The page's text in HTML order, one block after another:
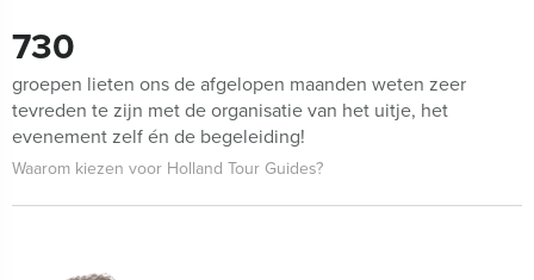
730
groepen lieten ons de afgelopen maanden weten zeer
tevreden te zijn met de organisatie van het uitje, het
evenement zelf én de begeleiding!
Waarom kiezen voor Holland Tour Guides?